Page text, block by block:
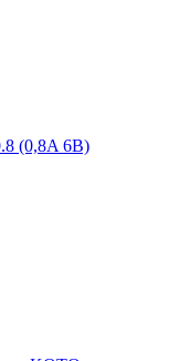
(0,8A 6В)